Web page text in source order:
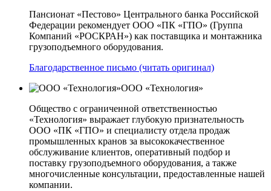
Пансионат «Пестово» Центрального банка Российской
Федерации рекомендует ООО «ПК «ГПО» (Группа
Компаний «РОСКРАН») как поставщика и монтажника
грузоподъемного оборудования.
Благодарственное письмо (читать оригинал)
ООО «Технология»
Общество с ограниченной ответственностью
«Технология» выражает глубокую признательность
ООО «ПК «ГПО» и специалисту отдела продаж
промышленных кранов за высококачественное
обслуживание клиентов, оперативный подбор и
поставку грузоподъемного оборудования, а также
многочисленные консультации, предоставленные нашей
компании.